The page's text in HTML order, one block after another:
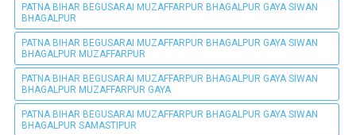
PATNA BIHAR BEGUSARAI MUZAFFARPUR BHAGALPUR GAYA SIWAN
BHAGALPUR
PATNA BIHAR BEGUSARAI MUZAFFARPUR BHAGALPUR GAYA SIWAN
BHAGALPUR MUZAFFARPUR
PATNA BIHAR BEGUSARAI MUZAFFARPUR BHAGALPUR GAYA SIWAN
BHAGALPUR MUZAFFARPUR GAYA
PATNA BIHAR BEGUSARAI MUZAFFARPUR BHAGALPUR GAYA SIWAN
BHAGALPUR SAMASTIPUR